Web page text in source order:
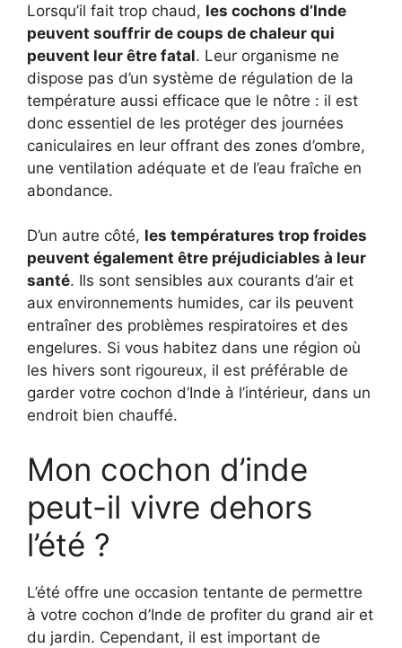
Lorsqu’il fait trop chaud, les cochons d’Inde
peuvent souffrir de coups de chaleur qui
peuvent leur être fatal. Leur organisme ne
dispose pas d’un système de régulation de la
température aussi efficace que le nôtre : il est
donc essentiel de les protéger des journées
caniculaires en leur offrant des zones d’ombre,
une ventilation adéquate et de l’eau fraîche en
abondance.
D’un autre côté, les températures trop froides
peuvent également être préjudiciables à leur
santé. Ils sont sensibles aux courants d’air et
aux environnements humides, car ils peuvent
entraîner des problèmes respiratoires et des
engelures. Si vous habitez dans une région où
les hivers sont rigoureux, il est préférable de
garder votre cochon d’Inde à l’intérieur, dans un
endroit bien chauffé.
Mon cochon d’inde
peut-il vivre dehors
l’été ?
L’été offre une occasion tentante de permettre
à votre cochon d’Inde de profiter du grand air et
du jardin. Cependant, il est important de